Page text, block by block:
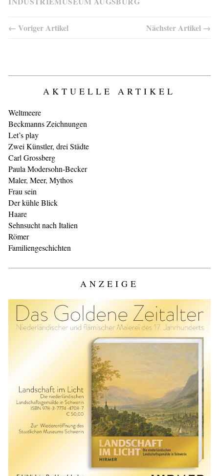
← Voriger Artikel Nächster Artikel →
AKTUELLE ARTIKEL
Weltmeere
Beckmanns Zeichnungen
Let’s play
Zwei Künstler, drei Städte
Carl Grossberg
Paula Modersohn-Becker
Maler, Meer, Mythos
Frau sein
Der kühle Blick
Haare
Sehnsucht nach Italien
Römer
Familiengeschichten
ANZEIGE